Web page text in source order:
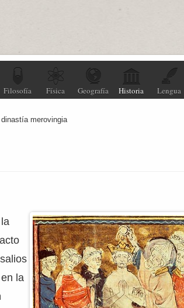
Filosofía Física Geografía Historia Lengua
dinastía merovingia
la